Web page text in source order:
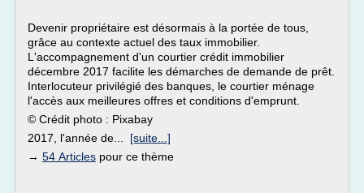
Devenir propriétaire est désormais à la portée de tous,
grâce au contexte actuel des taux immobilier.
L'accompagnement d'un courtier crédit immobilier
décembre 2017 facilite les démarches de demande de prêt.
Interlocuteur privilégié des banques, le courtier ménage
l'accès aux meilleures offres et conditions d'emprunt.
© Crédit photo : Pixabay
2017, l'année de... [suite...]
→ 54 Articles pour ce thème